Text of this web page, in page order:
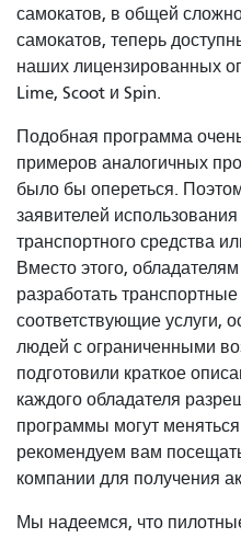
самокатов, в общей
самокатов, теперь
наших лицензированных
Lime, Scoot и Spin.
Подобная программа
примеров аналогичных
было бы опереться.
заявителей использования
транспортного средства
Вместо этого,
разработать
соответствующие услуги,
людей с ограниченными
подготовили краткое
каждого обладателя
программы могут
рекомендуем вам
компании для получения
Мы надеемся, что